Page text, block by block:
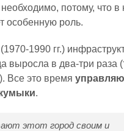
необходимо, потому, что
особенную роль.
1990 гг.)
выросла в два-три раза
Все это время
.
этот город своим и